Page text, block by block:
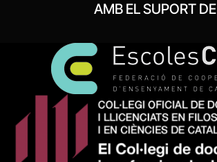
AMB EL SUPORT DE